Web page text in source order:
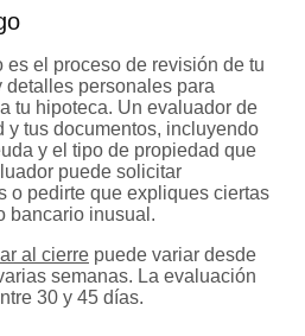
es el proceso de revisión de tu
detalles personales para
tu hipoteca. Un evaluador de
y tus documentos, incluyendo
y el tipo de propiedad que
puede solicitar
o pedirte que expliques ciertas
bancario inusual.
al cierre puede variar desde
semanas. La evaluación
30 y 45 días.